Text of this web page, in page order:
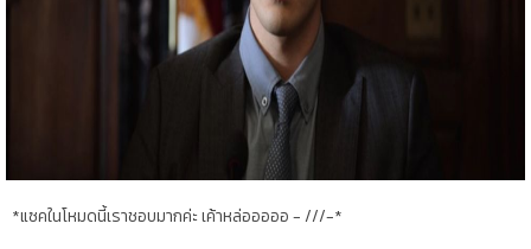
*แซคในโหมดนี้เราชอบมากค่ะ เค้าหล่อออออ - ///-*